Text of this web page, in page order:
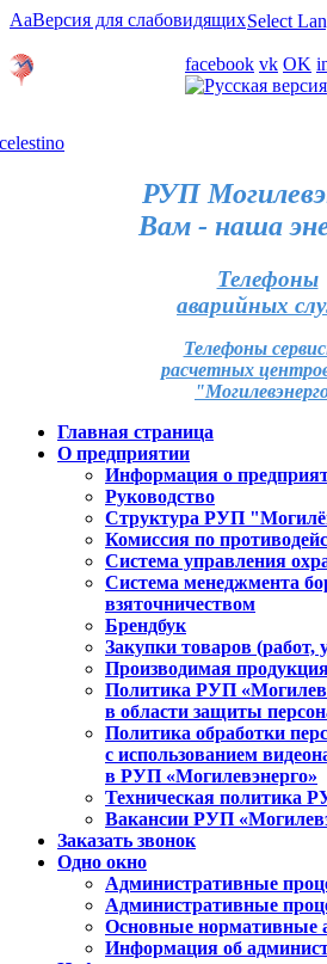
AaВерсия для слабовидящихSelect
facebook vk OK
РУП
Вам - наша
Телефоны
аварийных
Телефоны
расчетных
Главная страница
О предприятии
Информация о
Руководство
Структура РУП
Комиссия по
Система управления
Система менеджмента
взяточничеством
Брендбук
Закупки товаров (работ,
Производимая
Политика РУП
в области защиты
Политика обработки
с использованием
в РУП «Могилевэнерго»
Техническая политика
Вакансии РУП
Заказать звонок
Одно окно
Административные
Административные
Основные нормативные
Информация об